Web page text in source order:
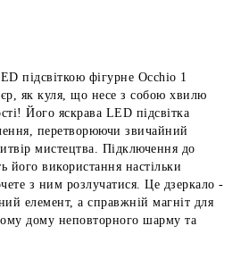
підсвіткою фігурне Occhio 1
як куля, що несе з собою хвилю
Його яскрава LED підсвітка
перетворюючи звичайний
мистецтва. Підключення до
його використання настільки
з ним розлучатися. Це дзеркало -
елемент, а справжній магніт для
дому неповторного шарму та